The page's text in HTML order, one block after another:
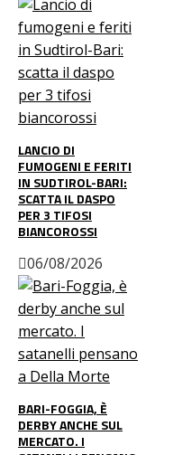
LANCIO DI
FUMOGENI E FERITI
IN SUDTIROL-BARI:
SCATTA IL DASPO
PER 3 TIFOSI
BIANCOROSSI
06/08/2026
BARI-FOGGIA, È
DERBY ANCHE SUL
MERCATO. I